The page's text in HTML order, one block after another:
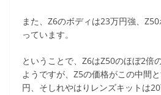
また、Z6のボディは23万円強、
っています。
ということで、Z6はZ50のほぼ2倍
ようですが、Z5の価格がこの中間
円、そしれやはりレンズキットは